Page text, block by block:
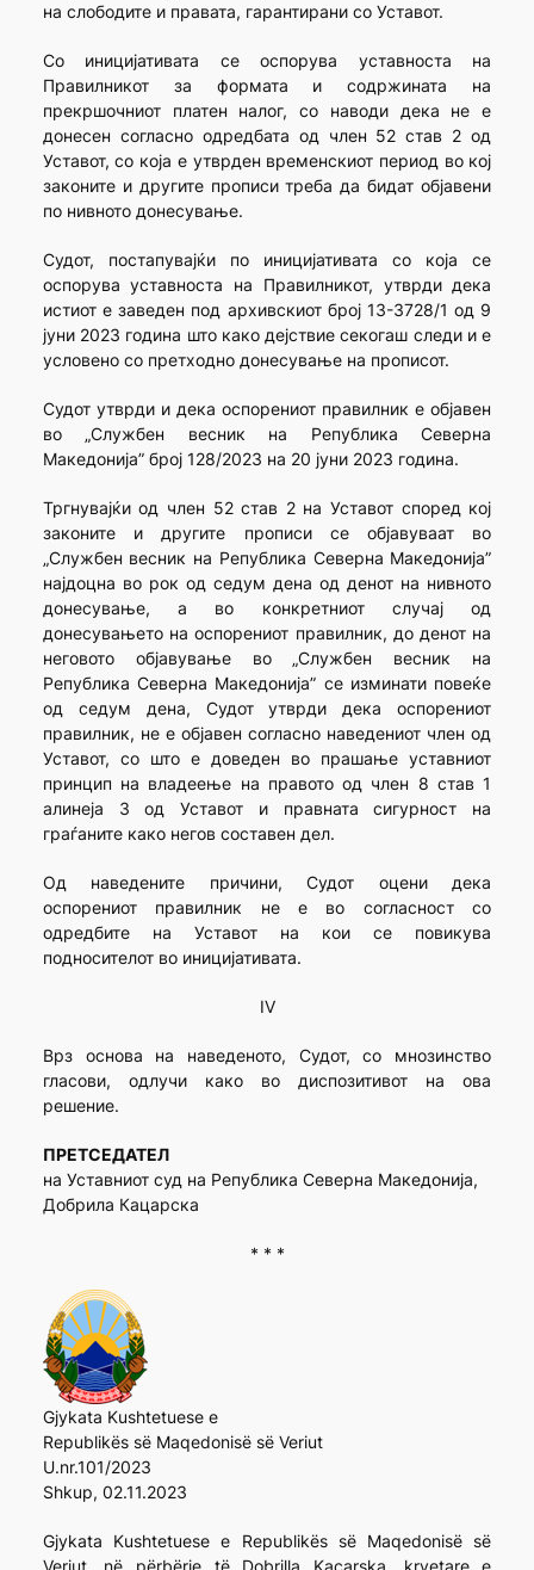
на слободите и правата, гарантирани со Уставот.
Со иницијативата се оспорува уставноста на
Правилникот за формата и содржината на
прекршочниот платен налог, со наводи дека не е
донесен согласно одредбата од член 52 став 2 од
Уставот, со која е утврден временскиот период во кој
законите и другите прописи треба да бидат објавени
по нивното донесување.
Судот, постапувајќи по иницијативата со која се
оспорува уставноста на Правилникот, утврди дека
истиот е заведен под архивскиот број 13-3728/1 од 9
јуни 2023 година што како дејствие секогаш следи и е
условено со претходно донесување на прописот.
Судот утврди и дека оспорениот правилник е објавен
во „Службен весник на Република Северна
Македонија” број 128/2023 на 20 јуни 2023 година.
Тргнувајќи од член 52 став 2 на Уставот според кој
законите и другите прописи се објавуваат во
„Службен весник на Република Северна Македонија”
најдоцна во рок од седум дена од денот на нивното
донесување, а во конкретниот случај од
донесувањето на оспорениот правилник, до денот на
неговото објавување во „Службен весник на
Република Северна Македонија” се изминати повеќе
од седум дена, Судот утврди дека оспорениот
правилник, не е објавен согласно наведениот член од
Уставот, со што е доведен во прашање уставниот
принцип на владеење на правото од член 8 став 1
алинеја 3 од Уставот и правната сигурност на
граѓаните како негов составен дел.
Од наведените причини, Судот оцени дека
оспорениот правилник не е во согласност со
одредбите на Уставот на кои се повикува
подносителот во иницијативата.
IV
Врз основа на наведеното, Судот, со мнозинство
гласови, одлучи како во диспозитивот на ова
решение.
ПРЕТСЕДАТЕЛ
на Уставниот суд на Република Северна Македонија,
Добрила Кацарска
* * *
Gjykata Kushtetuese e
Republikës së Maqedonisë së Veriut
U.nr.101/2023
Shkup, 02.11.2023
Gjykata Kushtetuese e Republikës së Maqedonisë së